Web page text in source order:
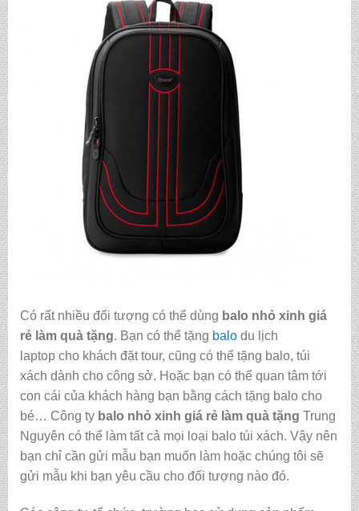
Có rất nhiều đối tượng có thể dùng balo nhỏ xinh giá
rẻ làm quà tặng. Bạn có thể tặng balodu lịch
laptop cho khách đặt tour, cũng có thể tặng balo, túi
xách dành cho công sở. Hoặc bạn có thể quan tâm tới
con cái của khách hàng bạn bằng cách tặng balo cho
bé… Công ty balo nhỏ xinh giá rẻ làm quà tặng Trung
Nguyên có thể làm tất cả mọi loại balo túi xách. Vậy nên
bạn chỉ cần gửi mẫu bạn muốn làm hoặc chúng tôi sẽ
gửi mẫu khi bạn yêu cầu cho đối tượng nào đó.